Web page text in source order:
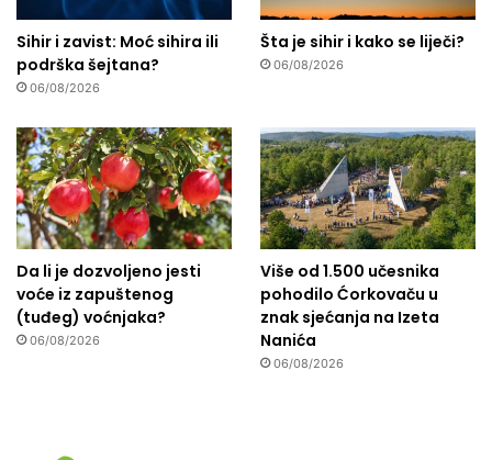
Sihir i zavist: Moć sihira ili
podrška šejtana?
06/08/2026
Šta je sihir i kako se liječi?
06/08/2026
Da li je dozvoljeno jesti
voće iz zapuštenog
(tuđeg) voćnjaka?
06/08/2026
Više od 1.500 učesnika
pohodilo Ćorkovaču u
znak sjećanja na Izeta
Nanića
06/08/2026